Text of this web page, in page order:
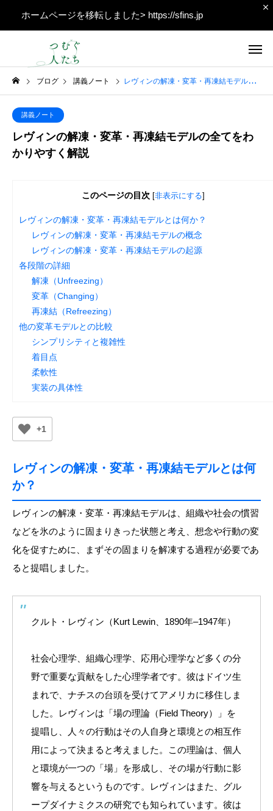
ホームページを移転しました> https://sfins.jp
ブログ 講義ノート レヴィンの解凍・変革・再凍結モデルの全てをわかりやすく解説
講義ノート
レヴィンの解凍・変革・再凍結モデルの全てをわ
かりやすく解説
このページの目次 [非表示にする]
レヴィンの解凍・変革・再凍結モデルとは何か？
レヴィンの解凍・変革・再凍結モデルの概念
レヴィンの解凍・変革・再凍結モデルの起源
各段階の詳細
解凍（Unfreezing）
変革（Changing）
再凍結（Refreezing）
他の変革モデルとの比較
シンプリシティと複雑性
着目点
柔軟性
実装の具体性
+1
レヴィンの解凍・変革・再凍結モデルとは何
か？
レヴィンの解凍・変革・再凍結モデルは、組織や社会の慣習
などを氷のように固まりきった状態と考え、想念や行動の変
化を促すために、まずその固まりを解凍する過程が必要であ
ると提唱しました。
クルト・レヴィン（Kurt Lewin、1890年–1947年）
社会心理学、組織心理学、応用心理学など多くの分
野で重要な貢献をした心理学者です。彼はドイツ生
まれで、ナチスの台頭を受けてアメリカに移住しま
した。レヴィンは「場の理論（Field Theory）」を
提唱し、人々の行動はその人自身と環境との相互作
用によって決まると考えました。この理論は、個人
と環境が一つの「場」を形成し、その場が行動に影
響を与えるというものです。レヴィンはまた、グル
ープダイナミクスの研究でも知られています。彼は